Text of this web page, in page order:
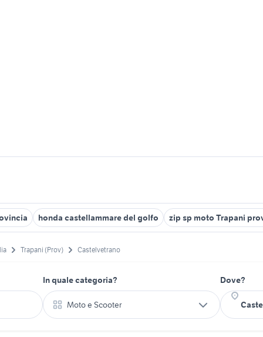
honda castellammare del golfo zip sp moto Trapani
Trapani (Prov) Castelvetrano
In quale categoria?
Moto e Scooter
Dove?